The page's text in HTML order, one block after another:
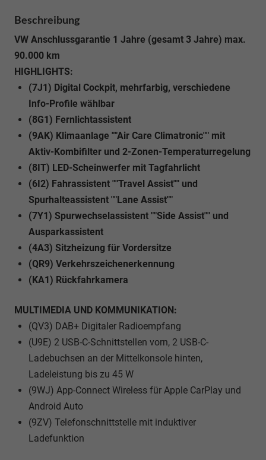
Beschreibung
VW Anschlussgarantie 1 Jahre (gesamt 3 Jahre) max.
90.000 km
HIGHLIGHTS:
(7J1) Digital Cockpit, mehrfarbig, verschiedene
Info-Profile wählbar
(8G1) Fernlichtassistent
(9AK) Klimaanlage ""Air Care Climatronic"" mit
Aktiv-Kombifilter und 2-Zonen-Temperaturregelung
(8IT) LED-Scheinwerfer mit Tagfahrlicht
(6I2) Fahrassistent ""Travel Assist"" und
Spurhalteassistent ""Lane Assist""
(7Y1) Spurwechselassistent ""Side Assist"" und
Ausparkassistent
(4A3) Sitzheizung für Vordersitze
(QR9) Verkehrszeichenerkennung
(KA1) Rückfahrkamera
MULTIMEDIA UND KOMMUNIKATION:
(QV3) DAB+ Digitaler Radioempfang
(U9E) 2 USB-C-Schnittstellen vorn, 2 USB-C-
Ladebuchsen an der Mittelkonsole hinten,
Ladeleistung bis zu 45 W
(9WJ) App-Connect Wireless für Apple CarPlay und
Android Auto
(9ZV) Telefonschnittstelle mit induktiver
Ladefunktion